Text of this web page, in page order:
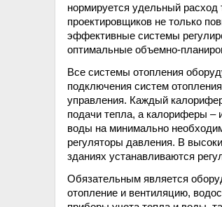
нормируется удельный расход
проектировщиков не только
эффективные системы
оптимальные объемно-
Все системы отопления
подключения систем
управления. Каждый
подачи тепла, а калориферы –
воды на минимально
регуляторы давления. В
зданиях устанавливаются
Обязательным является
отопление и вентиляцию,